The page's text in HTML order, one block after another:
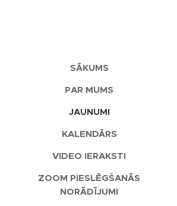
SĀKUMS
PAR MUMS
JAUNUMI
KALENDĀRS
VIDEO IERAKSTI
ZOOM PIESLĒGŠANĀS
NORĀDĪJUMI